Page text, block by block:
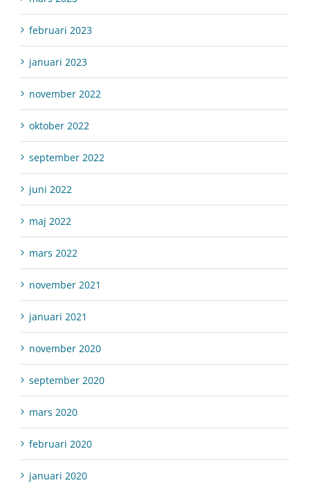
februari 2023
januari 2023
november 2022
oktober 2022
september 2022
juni 2022
maj 2022
mars 2022
november 2021
januari 2021
november 2020
september 2020
mars 2020
februari 2020
januari 2020